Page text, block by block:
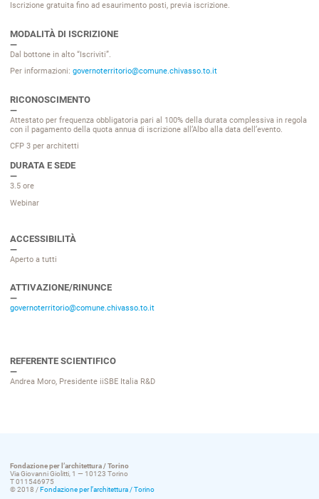
Iscrizione gratuita fino ad esaurimento posti, previa iscrizione.
MODALITÀ DI ISCRIZIONE
Dal bottone in alto “Iscriviti”.
Per informazioni: governoterritorio@comune.chivasso.to.it
RICONOSCIMENTO
Attestato per frequenza obbligatoria pari al 100% della durata complessiva in regola
con il pagamento della quota annua di iscrizione all’Albo alla data dell’evento.
CFP 3 per architetti
DURATA E SEDE
3.5 ore
Webinar
ACCESSIBILITÀ
Aperto a tutti
ATTIVAZIONE/RINUNCE
governoterritorio@comune.chivasso.to.it
REFERENTE SCIENTIFICO
Andrea Moro, Presidente iiSBE Italia R&D
Fondazione per l’architettura / Torino
Via Giovanni Giolitti, 1 — 10123 Torino
T 011546975
© 2018 / Fondazione per l’architettura / Torino